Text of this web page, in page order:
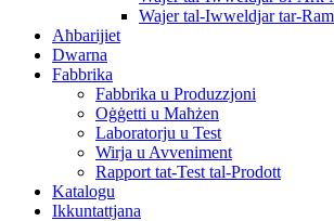
Wajer tal-Iwweldjar tar-Ram
Aħbarijiet
Dwarna
Fabbrika
Fabbrika u Produzzjoni
Oġġetti u Maħżen
Laboratorju u Test
Wirja u Avveniment
Rapport tat-Test tal-Prodott
Katalogu
Ikkuntattjana